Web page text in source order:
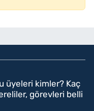
üyeleri kimler? Kaç
görevleri belli